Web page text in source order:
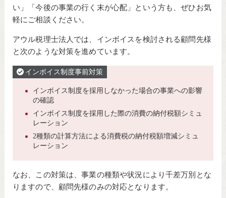
い」「今後の事業の行く末が心配」という方も、ぜひお気
軽にご相談ください。
アウル税理士法人では、インボイスを検討される顧問先様
と次のような対策を進めています。
インボイス制度事前対策
インボイス制度を採用しなかった場合の事業への影響
の確認
インボイス制度を採用した際の消費の納付税額シミュ
レーション
2種類の計算方法による消費税の納付税額増減シミュ
レーション
なお、この対策は、事業の種類や状況により千差万別とな
りますので、顧問先様のみの対応となります。